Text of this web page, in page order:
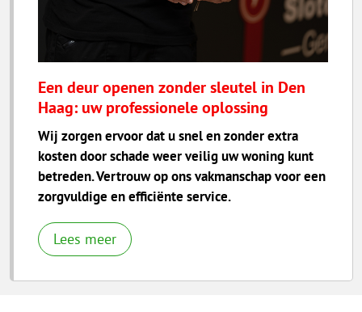
Een deur openen zonder sleutel in Den
Haag: uw professionele oplossing
Wij zorgen ervoor dat u snel en zonder extra
kosten door schade weer veilig uw woning kunt
betreden. Vertrouw op ons vakmanschap voor een
zorgvuldige en efficiënte service.
Lees meer